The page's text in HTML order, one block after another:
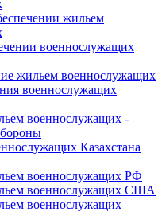
жильем
военнослужащих
жильем военнослужащих
военнослужащих
военнослужащих -
Казахстана
военнослужащих РФ
военнослужащих США
военнослужащих